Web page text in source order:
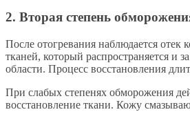
2. Вторая степень
После отогревания наблюдается
тканей, который распространяется и
области. Процесс восстановления
При слабых степенях обморожения
восстановление ткани. Кожу